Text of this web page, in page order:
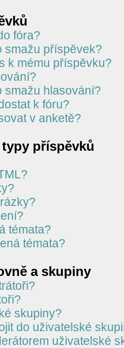
fóra?
smažu příspěvek?
k mému příspěvku?
smažu hlasování?
k fóru?
v anketě?
příspěvků
témata?
témata?
a skupiny
skupiny?
do uživatelské
uživatelské